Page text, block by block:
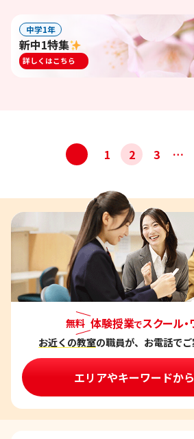
中学1年
新中1特集
詳しくはこちら
1 2 3 …
無料 体験授業でスクール
お近くの教室の職員が、お電話で
エリアやキーワードか